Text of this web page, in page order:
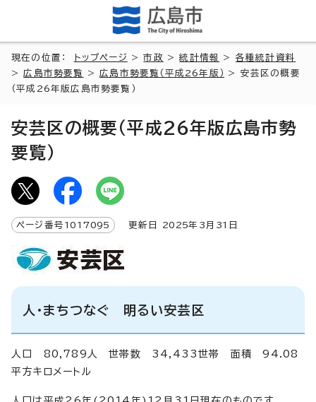
現在の位置： トップページ >市政 >統計情報 > 各種統計資料
>広島市勢要覧 >広島市勢要覧（平成26年版）
> 安芸区の概要
（平成26年版広島市勢要覧）
安芸区の概要（平成26年版広島市勢
要覧）
ページ番号 1017095 更新日 2025年3月 31 日
人・まちつなぐ 明るい安芸区
人口 80,789人 世帯数 34,433世帯 面積 94.08
平方キロメートル